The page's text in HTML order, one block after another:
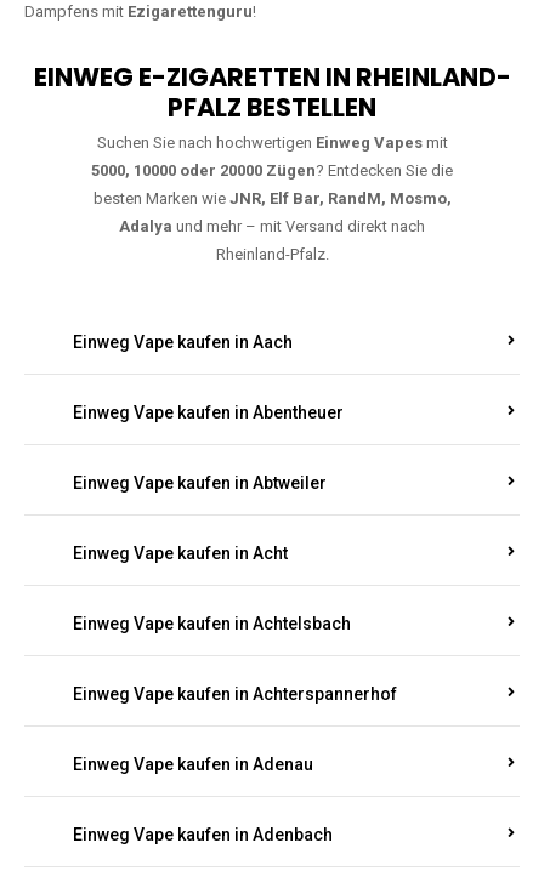
Dampfens mit Ezigarettenguru!
EINWEG E-ZIGARETTEN IN RHEINLAND-
PFALZ BESTELLEN
Suchen Sie nach hochwertigen Einweg Vapesmit
5000, 10000 oder 20000 Zügen? Entdecken Sie die
besten Marken wie JNR, Elf Bar, RandM, Mosmo,
Adalya und mehr – mit Versand direkt nach
Rheinland-Pfalz.
Einweg Vape kaufen in Aach
Einweg Vape kaufen in Abentheuer
Einweg Vape kaufen in Abtweiler
Einweg Vape kaufen in Acht
Einweg Vape kaufen in Achtelsbach
Einweg Vape kaufen in Achterspannerhof
Einweg Vape kaufen in Adenau
Einweg Vape kaufen in Adenbach